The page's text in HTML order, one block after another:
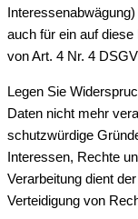
auch für ein auf
von Art. 4 Nr. 4
Legen Sie
Daten nicht mehr
schutzwürdige
Interessen, Rechte
Verarbeitung dient
Verteidigung von